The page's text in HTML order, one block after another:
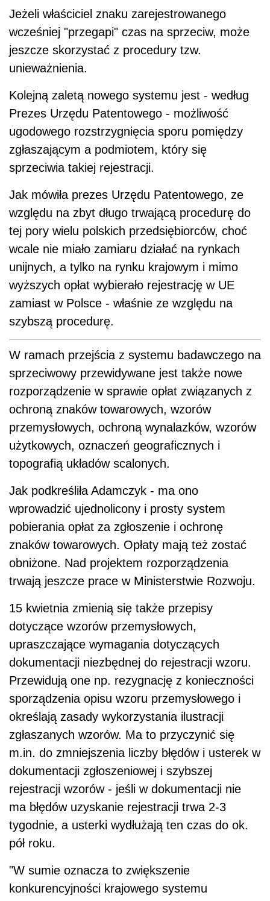
Jeżeli właściciel znaku zarejestrowanego
wcześniej "przegapi" czas na sprzeciw, może
jeszcze skorzystać z procedury tzw.
unieważnienia.
Kolejną zaletą nowego systemu jest - według
Prezes Urzędu Patentowego - możliwość
ugodowego rozstrzygnięcia sporu pomiędzy
zgłaszającym a podmiotem, który się
sprzeciwia takiej rejestracji.
Jak mówiła prezes Urzędu Patentowego, ze
względu na zbyt długo trwającą procedurę do
tej pory wielu polskich przedsiębiorców, choć
wcale nie miało zamiaru działać na rynkach
unijnych, a tylko na rynku krajowym i mimo
wyższych opłat wybierało rejestrację w UE
zamiast w Polsce - właśnie ze względu na
szybszą procedurę.
W ramach przejścia z systemu badawczego na
sprzeciwowy przewidywane jest także nowe
rozporządzenie w sprawie opłat związanych z
ochroną znaków towarowych, wzorów
przemysłowych, ochroną wynalazków, wzorów
użytkowych, oznaczeń geograficznych i
topografią układów scalonych.
Jak podkreśliła Adamczyk - ma ono
wprowadzić ujednolicony i prosty system
pobierania opłat za zgłoszenie i ochronę
znaków towarowych. Opłaty mają też zostać
obniżone. Nad projektem rozporządzenia
trwają jeszcze prace w Ministerstwie Rozwoju.
15 kwietnia zmienią się także przepisy
dotyczące wzorów przemysłowych,
upraszczające wymagania dotyczących
dokumentacji niezbędnej do rejestracji wzoru.
Przewidują one np. rezygnację z konieczności
sporządzenia opisu wzoru przemysłowego i
określają zasady wykorzystania ilustracji
zgłaszanych wzorów. Ma to przyczynić się
m.in. do zmniejszenia liczby błędów i usterek w
dokumentacji zgłoszeniowej i szybszej
rejestracji wzorów - jeśli w dokumentacji nie
ma błędów uzyskanie rejestracji trwa 2-3
tygodnie, a usterki wydłużają ten czas do ok.
pół roku.
"W sumie oznacza to zwiększenie
konkurencyjności krajowego systemu